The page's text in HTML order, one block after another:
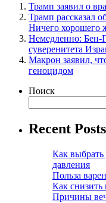
Трамп заявил о
Трамп рассказал
Ничего хорошего
Немедленно: Бен-
суверенитета
Макрон заявил,
геноцидом
Поиск
Recent Posts
Как выбрать
давления
Польза
Как снизить
Причины